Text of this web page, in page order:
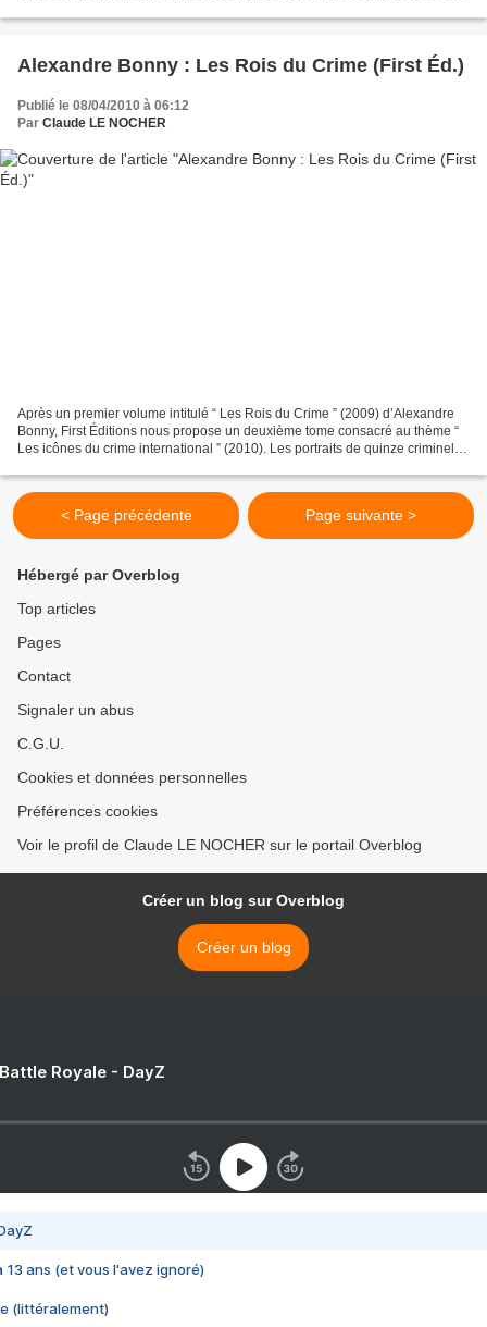
Alexandre Bonny : Les Rois du Crime (First Éd.)
Publié le 08/04/2010 à 06:12
Par Claude LE NOCHER
Après un premier volume intitulé “ Les Rois du Crime ” (2009) d’Alexandre
Bonny, First Éditions nous propose un deuxième tome consacré au thème “
Les icônes du crime international ” (2010). Les portraits de quinze criminels
< Page précédente Page suivante >
Hébergé par Overblog
Top articles
Pages
Contact
Signaler un abus
C.G.U.
Cookies et données personnelles
Préférences cookies
Voir le profil de Claude LE NOCHER sur le portail Overblog
Créer un blog sur Overblog
Créer un blog
Royale - DayZ
13 ans (et vous l'avez ignoré)
(littéralement)